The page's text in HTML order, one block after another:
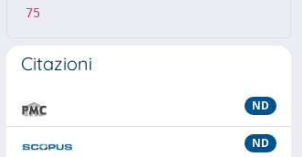
75
Citazioni
ND
ND